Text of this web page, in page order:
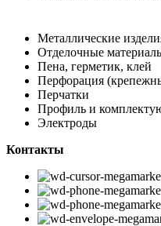
Металлические
Отделочные
Пена, герметик, клей
Перфорация
Перчатки
Профиль и
Электроды
Контакты